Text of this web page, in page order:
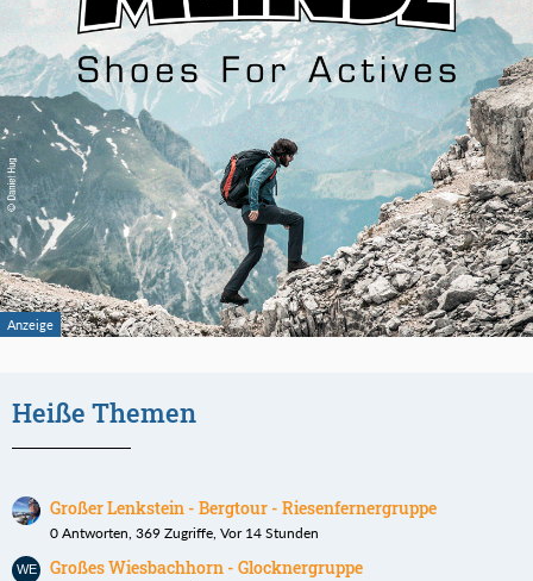
Heiße Themen
Großer Lenkstein - Bergtour - Riesenfernergruppe
0 Antworten, 369 Zugriffe, Vor 14 Stunden
Großes Wiesbachhorn - Glocknergruppe